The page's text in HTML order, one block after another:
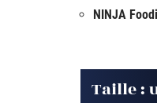
NINJA
Taille :